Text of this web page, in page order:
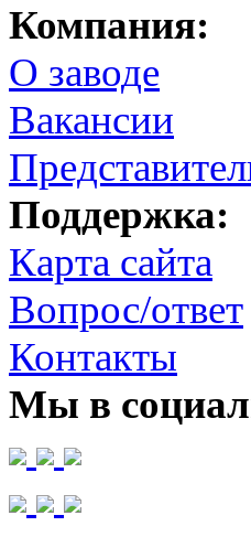
Компания:
О заводе
Вакансии
Поддержка:
Карта сайта
Вопрос/ответ
Контакты
Мы в